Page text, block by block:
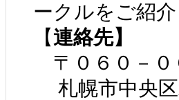
ークルをご紹介
【連絡先】
〒０６０－０
札幌市中央区